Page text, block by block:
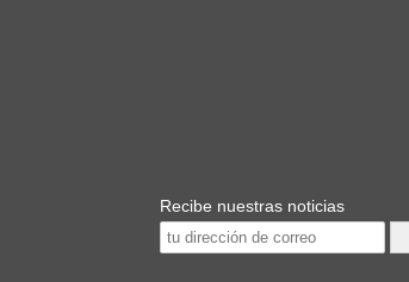
Recibe nuestras noticias